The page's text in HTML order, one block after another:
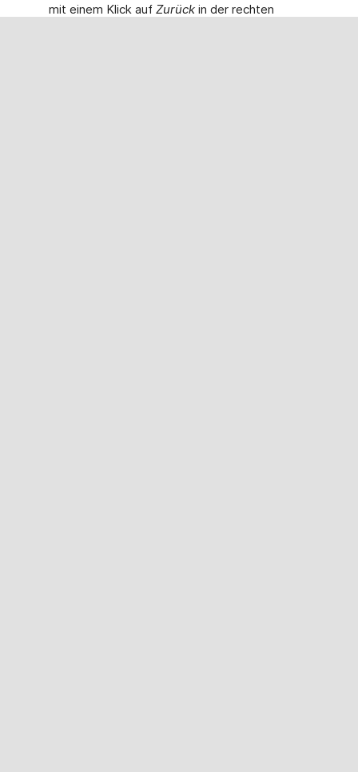
mit einem Klick auf Zurückin der rechten